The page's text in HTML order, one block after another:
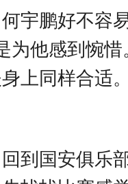
宇鹏好不容
他感到惋
上同样合适
到国安俱乐